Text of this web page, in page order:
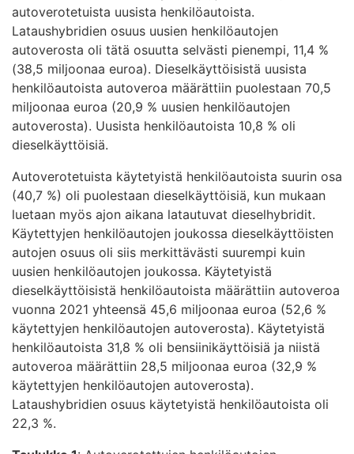
autoverotetuista uusista henkilöautoista.
Lataushybridien osuus uusien henkilöautojen
autoverosta oli tätä osuutta selvästi pienempi, 11,4 %
(38,5 miljoonaa euroa). Dieselkäyttöisistä uusista
henkilöautoista autoveroa määrättiin puolestaan 70,5
miljoonaa euroa (20,9 % uusien henkilöautojen
autoverosta). Uusista henkilöautoista 10,8 % oli
dieselkäyttöisiä.
Autoverotetuista käytetyistä henkilöautoista suurin osa
(40,7 %) oli puolestaan dieselkäyttöisiä, kun mukaan
luetaan myös ajon aikana latautuvat dieselhybridit.
Käytettyjen henkilöautojen joukossa dieselkäyttöisten
autojen osuus oli siis merkittävästi suurempi kuin
uusien henkilöautojen joukossa. Käytetyistä
dieselkäyttöisistä henkilöautoista määrättiin autoveroa
vuonna 2021 yhteensä 45,6 miljoonaa euroa (52,6 %
käytettyjen henkilöautojen autoverosta). Käytetyistä
henkilöautoista 31,8 % oli bensiinikäyttöisiä ja niistä
autoveroa määrättiin 28,5 miljoonaa euroa (32,9 %
käytettyjen henkilöautojen autoverosta).
Lataushybridien osuus käytetyistä henkilöautoista oli
22,3 %.